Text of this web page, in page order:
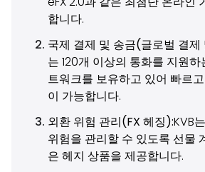
합니다.
국제 결제 및 송금(글로벌 결제
는 120개 이상의 통화를 지원
트워크를 보유하고 있어 빠르
이 가능합니다.
외환 위험 관리(FX 헤징):KVB
위험을 관리할 수 있도록 선물
은 헤지 상품을 제공합니다.